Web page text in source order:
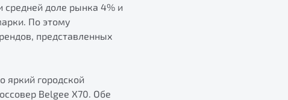
средней доле рынка 4% и
По этому
представленных
яркий городской
Belgee X70. Обе